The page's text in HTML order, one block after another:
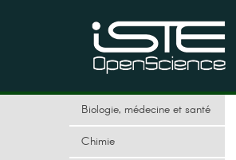
Biologie, médecine et santé
Chimie